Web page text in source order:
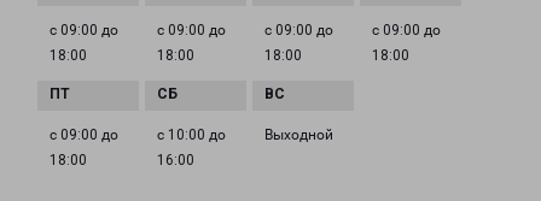
с 09:00 до
18:00
с 09:00 до
18:00
с 09:00 до
18:00
с 09:00 до
18:00
с 09:00 до
18:00
с 10:00 до
16:00
Выходной